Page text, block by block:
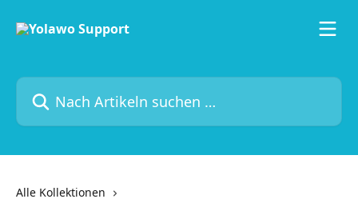
Nach Artikeln suchen …
Alle Kollektionen